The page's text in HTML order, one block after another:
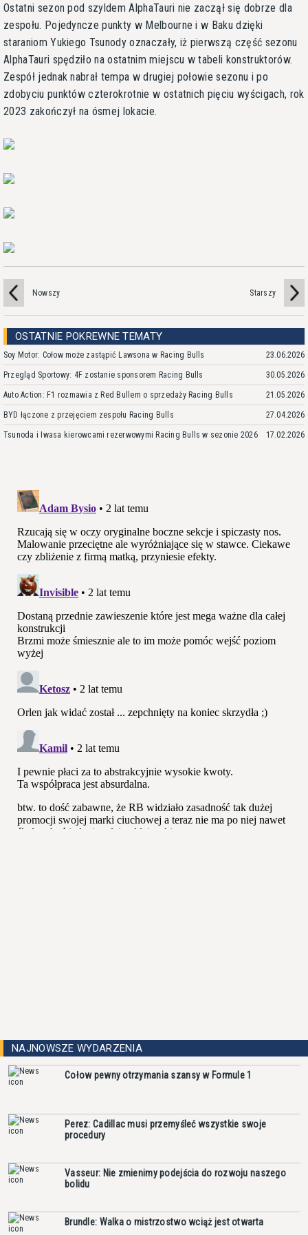
Ostatni sezon pod szyldem AlphaTauri nie zaczął się dobrze dla
zespołu. Pojedyncze punkty w Melbourne i w Baku dzięki
staraniom Yukiego Tsunody oznaczały, iż pierwszą część sezonu
AlphaTauri spędziło na ostatnim miejscu w tabeli konstruktorów.
Zespół jednak nabrał tempa w drugiej połowie sezonu i po
zdobyciu punktów czterokrotnie w ostatnich pięciu wyścigach, rok
2023 zakończył na ósmej lokacie.
Nowszy Starszy
OSTATNIE POKREWNE TEMATY
Soy Motor: Cołow może zastąpić Lawsona w Racing Bulls 23.06.2026
Przegląd Sportowy: 4F zostanie sponsorem Racing Bulls 30.05.2026
Auto Action: F1 rozmawia z Red Bullem o sprzedaży Racing Bulls 21.05.2026
BYD łączone z przejęciem zespołu Racing Bulls 27.04.2026
Tsunoda i Iwasa kierowcami rezerwowymi Racing Bulls w sezonie 2026 17.02.2026
NAJNOWSZE WYDARZENIA
Cołow pewny otrzymania szansy w Formule 1
Perez: Cadillac musi przemyśleć wszystkie swoje
procedury
Vasseur: Nie zmienimy podejścia do rozwoju naszego
bolidu
Brundle: Walka o mistrzostwo wciąż jest otwarta